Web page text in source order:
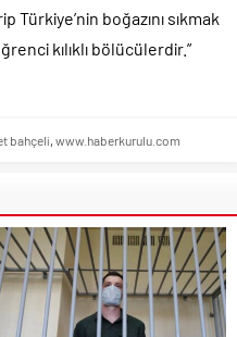
boğazını sıkmak
kılıklı bölücülerdir.”
bahçeli www.haberkurulu.com